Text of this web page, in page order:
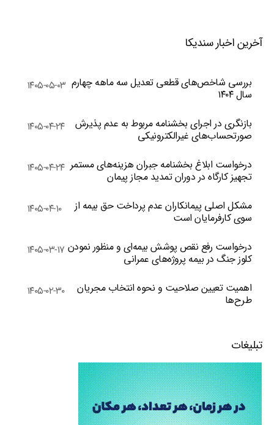
آخرین اخبار سندیکا
بررسی شاخص‌های قطعی تعدیل سه ماهه چهارم
سال ۱۴۰۴
۱۴۰۵-۰۵-۰۳
بازنگری در اجرای بخشنامه مربوط به عدم پذیرش
صورتحساب‌های غیرالکترونیکی
۱۴۰۵-۰۴-۲۴
درخواست ابلاغ بخشنامه جبران هزینه‌های مستمر
تجهیز کارگاه در دوران تمدید مجاز پیمان
۱۴۰۵-۰۴-۲۴
مشکل اصلی پیمانکاران عدم پرداخت حق بیمه از
سوی کارفرمایان است
۱۴۰۵-۰۴-۱۰
درخواست رفع نقص پوشش بیمه‌ای و منظور نمودن
کلوز جنگ در بیمه پروژه‌های عمرانی
۱۴۰۵-۰۳-۱۷
اهمیت تعیین صلاحیت و نحوه انتخاب مجریان
طرح‌ها
۱۴۰۵-۰۲-۳۰
تبلیغات